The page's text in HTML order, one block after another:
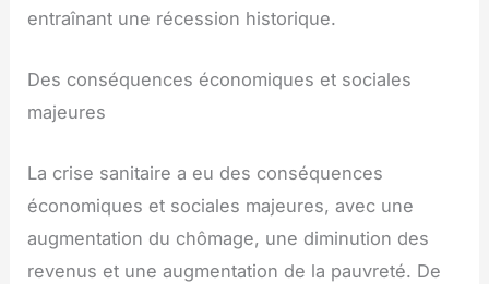
entraînant une récession historique.
Des conséquences économiques et sociales
majeures
La crise sanitaire a eu des conséquences
économiques et sociales majeures, avec une
augmentation du chômage, une diminution des
revenus et une augmentation de la pauvreté. De